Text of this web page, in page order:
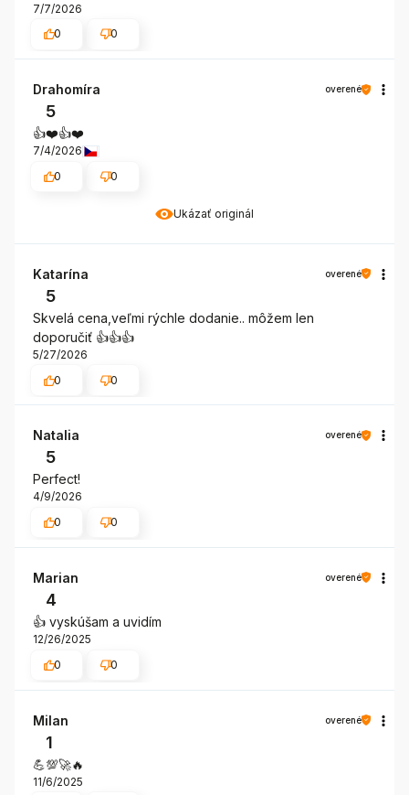
7/7/2026
0
0
Ukázať originál
Drahomíra overené
5
👍️❤️👍️❤️
7/4/2026
0
0
Katarína overené
5
Skvelá cena,veľmi rýchle dodanie.. môžem len
doporučiť 👍👍👍
5/27/2026
0
0
Natalia overené
5
Perfect!
4/9/2026
0
0
Marian overené
4
👍️ vyskúšam a uvidím
12/26/2025
0
0
Milan overené
1
💪💯🚀🔥
11/6/2025